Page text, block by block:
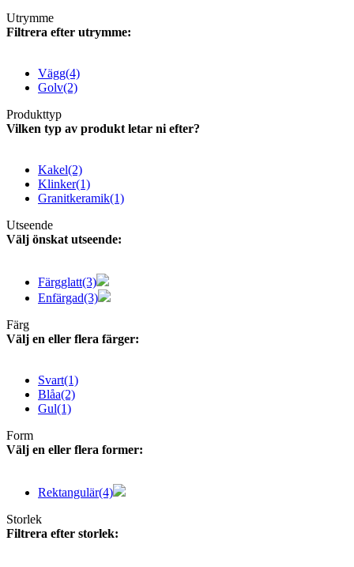
Utrymme
Filtrera efter utrymme:
Vägg(4)
Golv(2)
Produkttyp
Vilken typ av produkt letar ni efter?
Kakel(2)
Klinker(1)
Granitkeramik(1)
Utseende
Välj önskat utseende:
Färgglatt(3)
Enfärgad(3)
Färg
Välj en eller flera färger:
Svart(1)
Blåa(2)
Gul(1)
Form
Välj en eller flera former:
Rektangulär(4)
Storlek
Filtrera efter storlek: